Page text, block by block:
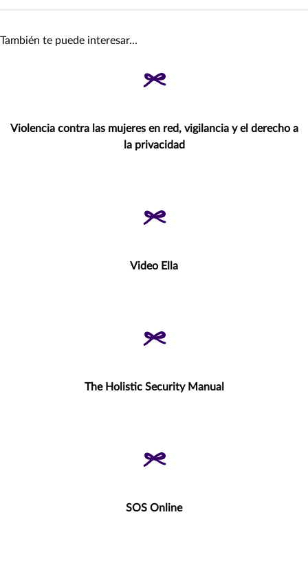
También te puede interesar...
Violencia contra las mujeres en red, vigilancia y el derecho a
la privacidad
Video Ella
The Holistic Security Manual
SOS Online